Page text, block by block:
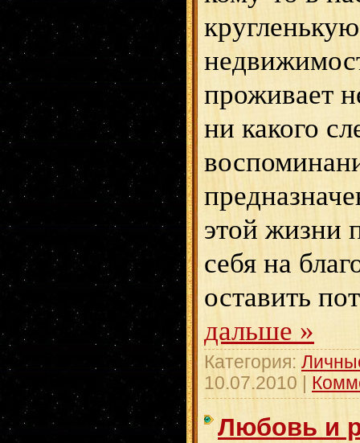
проживает
ни какого
этой жизни
себя на
оставить
дальше »
Категория:
10.07.2010
Любовь и